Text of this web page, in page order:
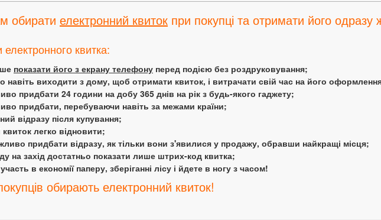
обирати електронний квиток при покупці та отримати його одразу
квитка:
показати його з екрану телефону перед подією без роздруковування;
навіть виходити з дому, щоб отримати квиток, і витрачати свій час на його
придбати 24 години на добу 365 днів на рік з будь-якого гаджету;
придбати, перебуваючи навіть за межами країни;
відразу після купування;
легко відновити;
придбати відразу, як тільки вони з'явилися у продажу, обравши найкращі місця;
на захід достатньо показати лише штрих-код квитка;
в економії паперу, зберіганні лісу і йдете в ногу з часом!
обирають електронний квиток!